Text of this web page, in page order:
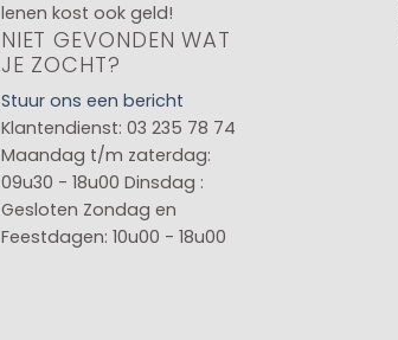
lenen kost ook geld!
NIET GEVONDEN WAT
JE ZOCHT?
Stuur ons een bericht
Klantendienst: 03 235 78 74
Maandag t/m zaterdag:
09u30 - 18u00 Dinsdag :
Gesloten Zondag en
Feestdagen: 10u00 - 18u00